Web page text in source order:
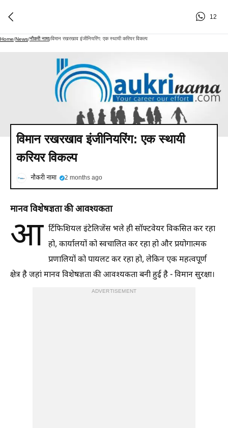
12
Home/News/नौकरी नामा/विमान रखरखाव इंजीनियरिंग: एक स्थायी करियर विकल्प
विमान रखरखाव इंजीनियरिंग: एक स्थायी
करियर विकल्प
नौकरी नामा 2 months ago
मानव विशेषज्ञता की आवश्यकता
आ र्टिफिशियल इंटेलिजेंस भले ही सॉफ्टवेयर विकसित कर रहा
हो, कार्यालयों को स्वचालित कर रहा हो और प्रयोगात्मक
प्रणालियों को पायलट कर रहा हो, लेकिन एक महत्वपूर्ण
क्षेत्र है जहां मानव विशेषज्ञता की आवश्यकता बनी हुई है - विमान सुरक्षा।
ADVERTISEMENT